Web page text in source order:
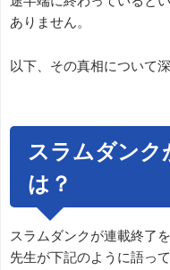
ありません。
以下、その真相について
スラムダンク
は？
スラムダンクが連載終了
先生が下記のように語って